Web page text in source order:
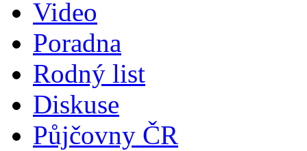
Video
Poradna
Rodný list
Diskuse
Půjčovny ČR